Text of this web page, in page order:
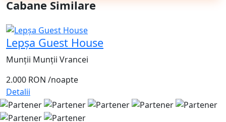
Cabane Similare
Lepșa Guest House
Munții Munții Vrancei
2.000 RON /noapte
Detalii